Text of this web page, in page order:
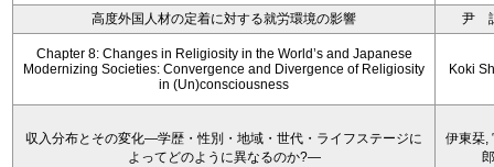
高度外国人材の定着に対する就労環境の影響 尹
Chapter 8: Changes in Religiosity in the World’s and Japanese
Modernizing Societies: Convergence and Divergence of Religiosity
in (Un)consciousness
Koki
収入分布とその変化―学歴・性別・地域・世代・ライフステージに
よってどのように異なるのか?―
伊東栞,
郎